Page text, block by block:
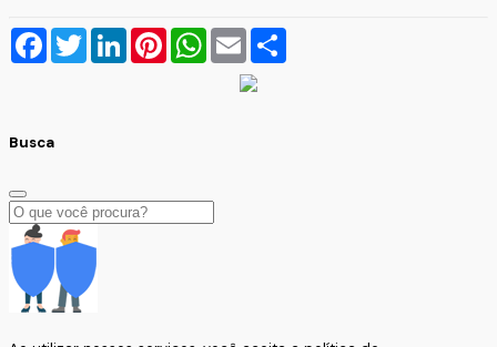
Facebook
TwitterLinkedInPinterestWhatsApp
Email
Busca